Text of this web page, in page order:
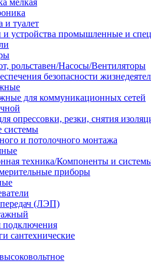
мелкая
и туалет
и устройства промышленные и
рольставен/Насосы/Вентиляторы
безопасности
для коммуникационных сетей
опрессовки, резки, снятия
системы
и потолочного монтажа
техника/Компоненты и
приборы
(ЛЭП)
подключения
сантехнические